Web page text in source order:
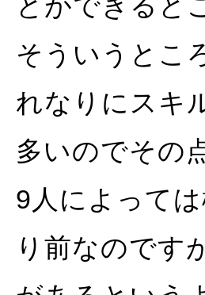
そういうとこ
れなりにスキ
多いのでその
9人によって
り前なのです